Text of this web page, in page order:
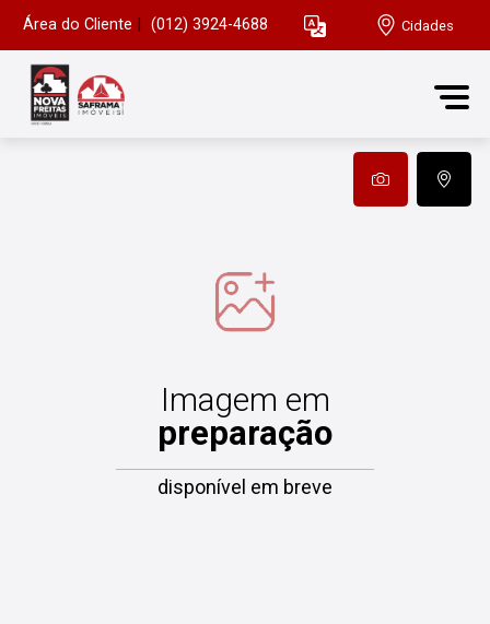
Área do Cliente (012) 3924-4688 Cidades
Imagem em
preparação
disponível em breve